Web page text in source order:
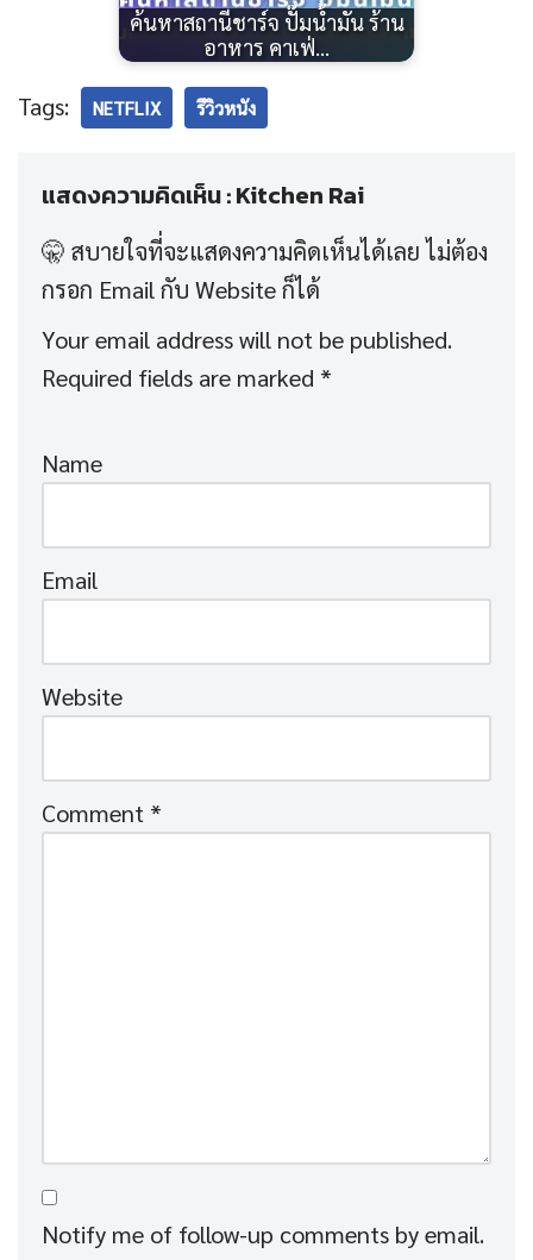
ค้นหาสถานีชาร์จ ปั๊มน้ำมัน ร้าน
อาหาร คาเฟ่…
Tags: NETFLIX รีวิวหนัง
แสดงความคิดเห็น : Kitchen Rai
Your email address will not be published.
Required fields are marked *
Name
Email
Website
Comment *
Notify me of follow-up comments by email.